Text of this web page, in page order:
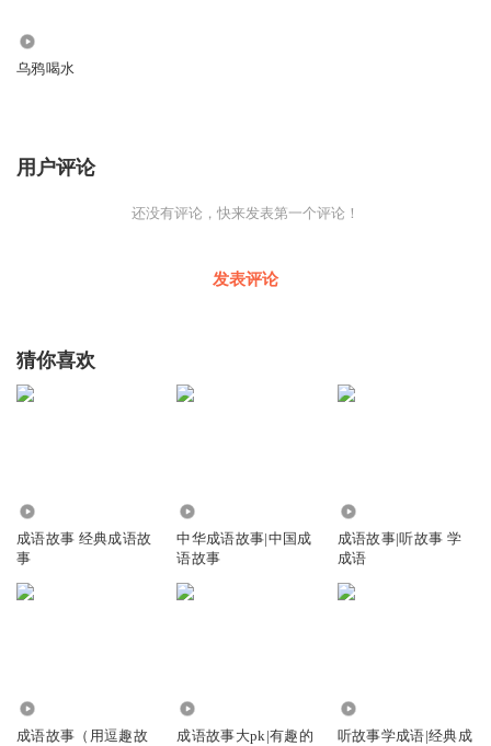
乌鸦喝水
用户评论
还没有评论，快来发表第一个评论！
发表评论
猜你喜欢
成语故事 经典成语故
事
中华成语故事|中国成
语故事
成语故事|听故事 学
成语
成语故事（用逗趣故
成语故事大pk|有趣的
听故事学成语|经典成